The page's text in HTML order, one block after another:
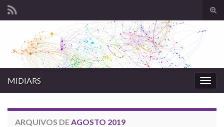
Search for:
MIDIARS
ARQUIVOS DE AGOSTO 2019